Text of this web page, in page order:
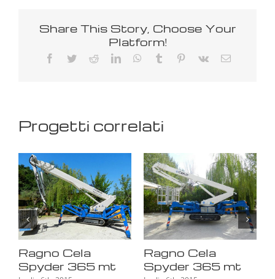
Share This Story, Choose Your
Platform!
Facebook
TwitterRedditLinkedInWhatsApp
Tumblr Pinterest
Vk Email
Progetti correlati
Ragno Cela
Spyder 365 mt
Ragno Cela
Spyder 365 mt